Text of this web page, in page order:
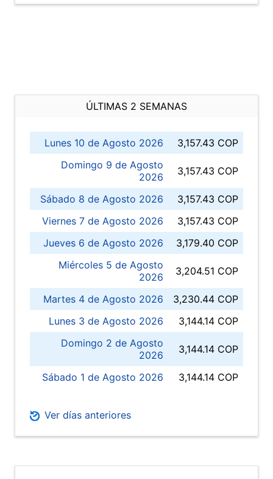
ÚLTIMAS 2 SEMANAS
Lunes 10 de Agosto 2026
3,157.43 COP
Domingo 9 de Agosto
2026
3,157.43 COP
Sábado 8 de Agosto 2026
3,157.43 COP
Viernes 7 de Agosto 2026
3,157.43 COP
Jueves 6 de Agosto 2026
3,179.40 COP
Miércoles 5 de Agosto
2026
3,204.51 COP
Martes 4 de Agosto 2026
3,230.44 COP
Lunes 3 de Agosto 2026
3,144.14 COP
Domingo 2 de Agosto
2026
3,144.14 COP
Sábado 1 de Agosto 2026 3,144.14 COP
Ver días anteriores